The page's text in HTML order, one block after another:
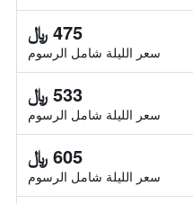
475 ﷼
سعر الليلة شامل الرسوم
533 ﷼
سعر الليلة شامل الرسوم
605 ﷼
سعر الليلة شامل الرسوم